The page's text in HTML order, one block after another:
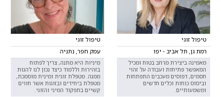
טיפול זוגי
רמת גן, תל אביב - יפו
מאמינה ביצירת מרחב בטוח ומכיל
המאפשר פתיחות ועבודה על זהוי
חסמים, דפוסים מעכבים התפתחות
וביסוס כוחות וכלים חדשים
ומשמעותיים.
טיפול זוגי
עמק חפר, נתניה
מיניות היא מתנה, צריך לפתוח
בזהירות וללמוד כיצד נכון לנו להנות
ממנה. מטפלת זוגית ומינית מוסמכת,
מטפלת ביחידים ובזוגות אשר חווים
קשיים בתפקוד המיני והזוגי.